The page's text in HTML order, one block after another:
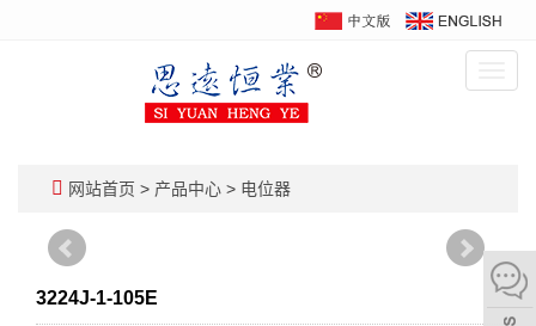
网站首页 > 产品中心 > 电位器
3224J-1-105E